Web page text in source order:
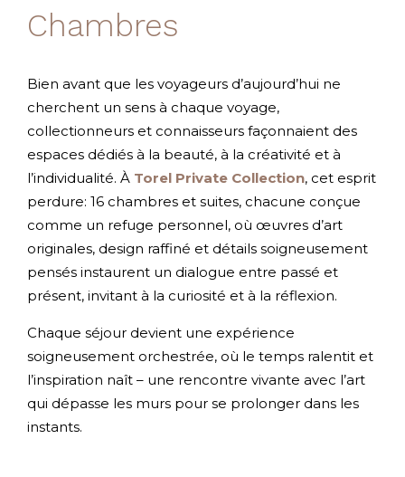
Chambres
Bien avant que les voyageurs d’aujourd’hui ne
cherchent un sens à chaque voyage,
collectionneurs et connaisseurs façonnaient des
espaces dédiés à la beauté, à la créativité et à
l’individualité. À Torel Private Collection, cet esprit
perdure: 16 chambres et suites, chacune conçue
comme un refuge personnel, où œuvres d’art
originales, design raffiné et détails soigneusement
pensés instaurent un dialogue entre passé et
présent, invitant à la curiosité et à la réflexion.
Chaque séjour devient une expérience
soigneusement orchestrée, où le temps ralentit et
l’inspiration naît – une rencontre vivante avec l’art
qui dépasse les murs pour se prolonger dans les
instants.